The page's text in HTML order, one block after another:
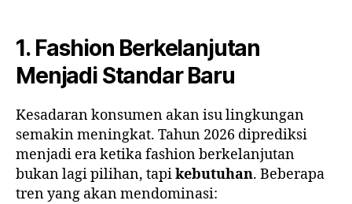
1. Fashion Berkelanjutan
Menjadi Standar Baru
Kesadaran konsumen akan isu lingkungan
semakin meningkat. Tahun 2026 diprediksi
menjadi era ketika fashion berkelanjutan
bukan lagi pilihan, tapikebutuhan. Beberapa
tren yang akan mendominasi: